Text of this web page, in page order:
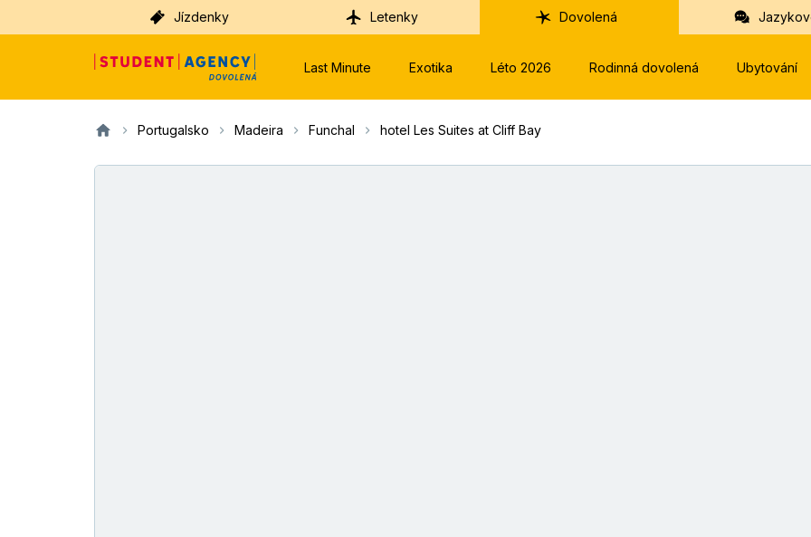
Jízdenky Letenky Dovolená
Last Minute Exotika Léto 2026 Rodinná dovolená Ubytování
Portugalsko Madeira Funchal hotel Les Suites at Cliff Bay